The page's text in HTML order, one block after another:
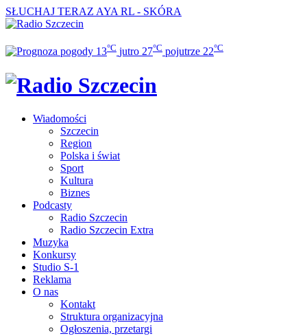
SŁUCHAJ TERAZ AYA RL - SKÓRA
13°C jutro 27°C pojutrze 22°C
Wiadomości
Szczecin
Region
Polska i świat
Sport
Kultura
Biznes
Podcasty
Radio Szczecin
Radio Szczecin Extra
Muzyka
Konkursy
Studio S-1
Reklama
O nas
Kontakt
Struktura organizacyjna
Ogłoszenia, przetargi